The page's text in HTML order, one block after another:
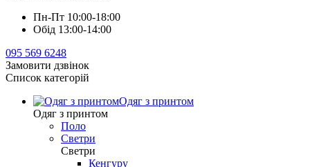
Пн-Пт 10:00-18:00
Обід 13:00-14:00
095 569 6248
Замовити дзвінок
Список категорій
Одяг з принтом
Одяг з принтом
Поло
Светри
Светри
Кенгуру